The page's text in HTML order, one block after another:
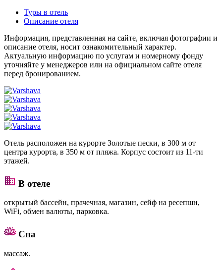
Туры в отель
Описание отеля
Информация, представленная на сайте, включая фотографии и
описание отеля, носит ознакомительный характер.
Актуальную информацию по услугам и номерному фонду
уточняйте у менеджеров или на официальном сайте отеля
перед бронированием.
Отель расположен на курорте Золотые пески, в 300 м от
центра курорта, в 350 м от пляжа. Корпус состоит из 11-ти
этажей.
В отеле
открытый бассейн, прачечная, магазин, сейф на ресепшн,
WiFi, обмен валюты, парковка.
Спа
массаж.